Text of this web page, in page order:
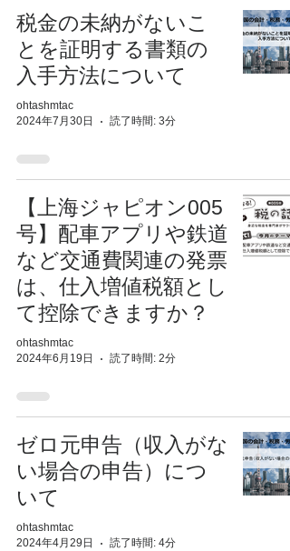
税金の未納がないこ
とを証明する書類の
入手方法について
ohtashmtac
2024年7月30日
読了時間: 3分
【上海ジャピオン005
号】配車アプリや鉄道
など交通費関連の発票
は、仕入増値税額とし
て控除できますか？
ohtashmtac
2024年6月19日
読了時間: 2分
ゼロ元申告（収入がな
い場合の申告）につ
いて
ohtashmtac
2024年4月29日
読了時間: 4分